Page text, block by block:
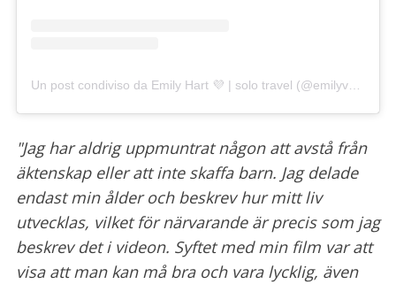
"Jag har aldrig uppmuntrat någon att avstå från
äktenskap eller att inte skaffa barn. Jag delade
endast min ålder och beskrev hur mitt liv
utvecklas, vilket för närvarande är precis som jag
beskrev det i videon. Syftet med min film var att
visa att man kan må bra och vara lycklig, även